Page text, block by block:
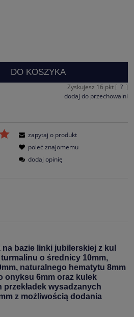
DO KOSZYKA
Zyskujesz 16 pkt [ ? ]
dodaj do przechowalni
zapytaj o produkt
poleć znajomemu
dodaj opinię
bazie linki jubilerskiej z kul
o średnicy 10mm,
naturalnego hematytu 8mm
onyksu 6mm oraz kulek
wysadzanych
z możliwością dodania